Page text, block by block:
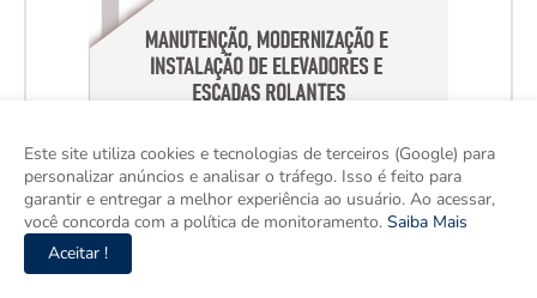
Este site utiliza cookies e tecnologias de terceiros (Google) para
personalizar anúncios e analisar o tráfego. Isso é feito para
garantir e entregar a melhor experiência ao usuário. Ao acessar,
você concorda com a política de monitoramento. Saiba Mais
Aceitar !